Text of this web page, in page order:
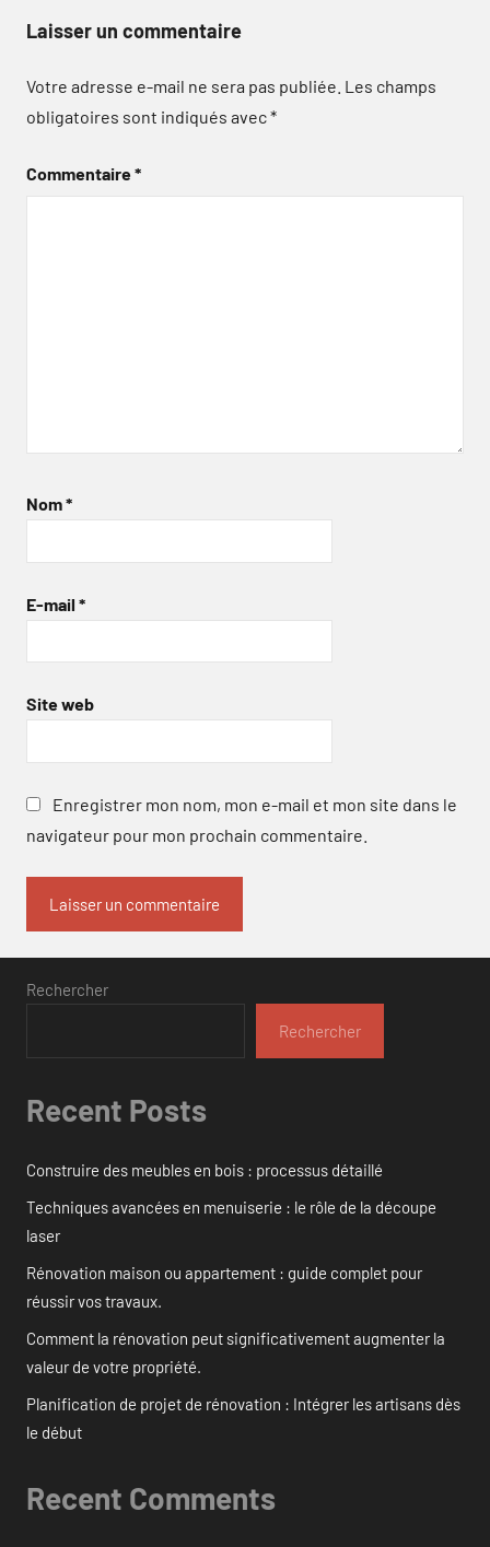
Laisser un commentaire
Votre adresse e-mail ne sera pas publiée. Les champs
obligatoires sont indiqués avec*
Commentaire*
Nom*
E-mail *
Site web
Enregistrer mon nom, mon e-mail et mon site dans le
navigateur pour mon prochain commentaire.
Rechercher
Rechercher
Recent Posts
Construire des meubles en bois : processus détaillé
Techniques avancées en menuiserie : le rôle de la découpe
laser
Rénovation maison ou appartement : guide complet pour
réussir vos travaux.
Comment la rénovation peut significativement augmenter la
valeur de votre propriété.
Planification de projet de rénovation : Intégrer les artisans dès
le début
Recent Comments